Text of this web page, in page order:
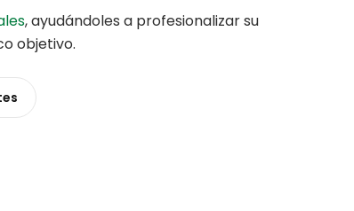
,ayudándoles a profesionalizar su
objetivo.